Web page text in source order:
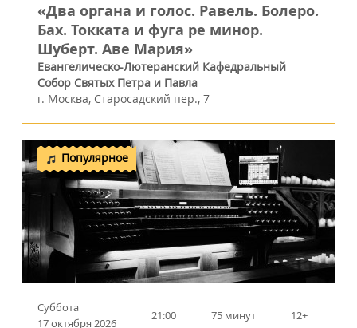
«Два органа и голос. Равель. Болеро.
Бах. Токката и фуга ре минор.
Шуберт. Аве Мария»
Евангелическо-Лютеранский Кафедральный
Собор Святых Петра и Павла
г. Москва, Старосадский пер., 7
Популярное
Суббота
17 октября 2026
21:00 75 минут 12+